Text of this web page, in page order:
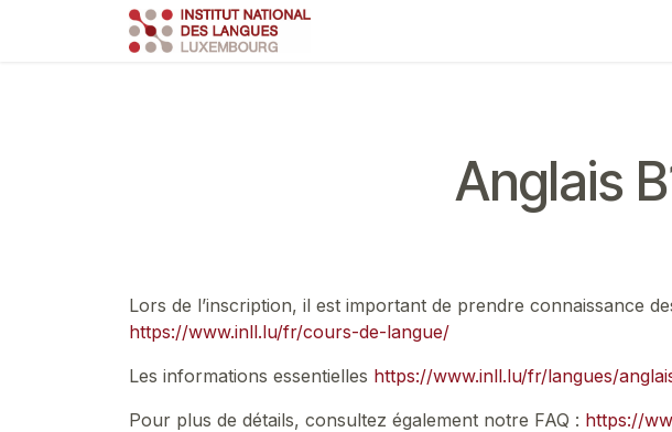
Se rendre au contenu
Anglais
Lors de l’inscription, il est important de prendre connaissance
https://www.inll.lu/fr/cours-de-langue/
Les informations essentielles https://www.inll.lu/fr/langues/
Pour plus de détails, consultez également notre FAQ : https://